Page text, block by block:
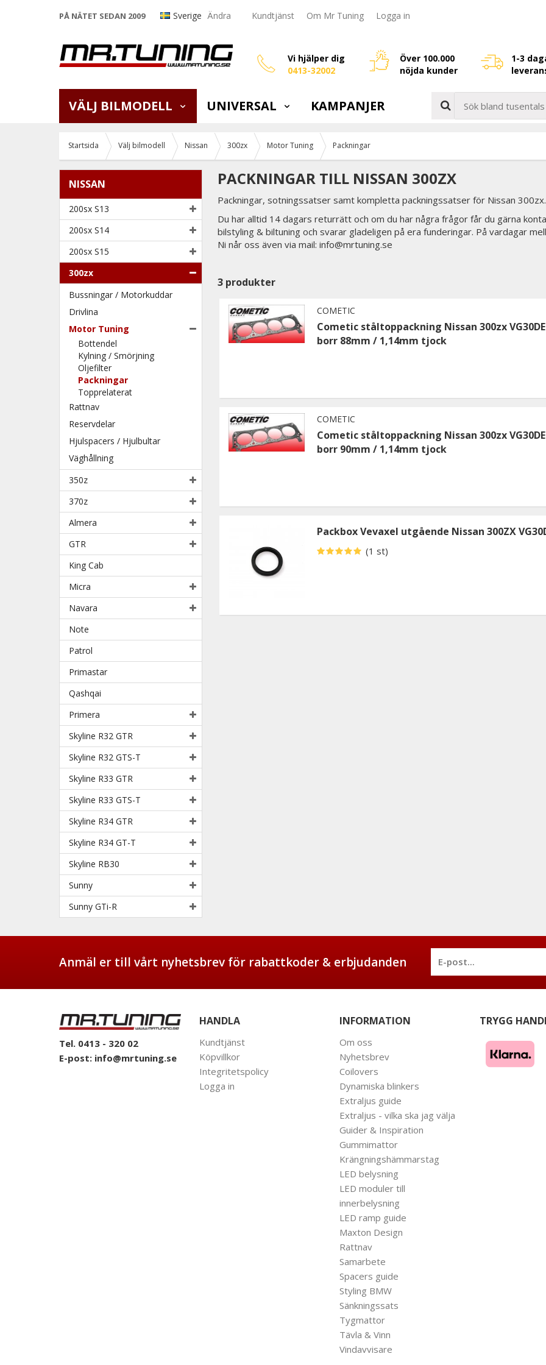
PÅ NÄTET SEDAN 2009 Sverige Ändra Kundtjänst Om Mr Tuning Logga in
Vi hjälper dig
0413-32002
Över 100.000
nöjda kunder
1-3
VÄLJ BILMODELL UNIVERSAL KAMPANJER
Startsida Välj bilmodell Nissan 300zx Motor Tuning Packningar
NISSAN
200sx S13
200sx S14
200sx S15
300zx
Bussningar / Motorkuddar
Drivlina
Motor Tuning
Bottendel
Kylning / Smörjning
Oljefilter
Packningar
Topprelaterat
Rattnav
Reservdelar
Hjulspacers / Hjulbultar
Väghållning
350z
370z
Almera
GTR
King Cab
Micra
Navara
Note
Patrol
Primastar
Qashqai
Primera
Skyline R32 GTR
Skyline R32 GTS-T
Skyline R33 GTR
Skyline R33 GTS-T
Skyline R34 GTR
Skyline R34 GT-T
Skyline RB30
Sunny
Sunny GTi-R
PACKNINGAR TILL NISSAN 300ZX
Packningar, sotningssatser samt kompletta packningssatser för Nissan 300zx.
Du har alltid 14 dagars returrätt och om du har några frågor får du gärna
bilstyling & biltuning och svarar gladeligen på era funderingar. På vardagar
Ni når oss även via mail: info@mrtuning.se
3 produkter
COMETIC
Cometic ståltoppackning Nissan 300zx
borr 88mm / 1,14mm tjock
COMETIC
Cometic ståltoppackning Nissan 300zx
borr 90mm / 1,14mm tjock
Packbox Vevaxel utgående Nissan 300ZX
(1 st)
Anmäl er till vårt nyhetsbrev för rabattkoder & erbjudanden
Tel. 0413 - 320 02
E-post: info@mrtuning.se
HANDLA
Kundtjänst
Köpvillkor
Integritetspolicy
Logga in
INFORMATION
Om oss
Nyhetsbrev
Coilovers
Dynamiska blinkers
Extraljus guide
Extraljus - vilka ska jag välja
Guider & Inspiration
Gummimattor
Krängningshämmarstag
LED belysning
LED moduler till
innerbelysning
LED ramp guide
Maxton Design
Rattnav
Samarbete
Spacers guide
Styling BMW
Sänkningssats
Tygmattor
Tävla & Vinn
Vindavvisare
TRYGG